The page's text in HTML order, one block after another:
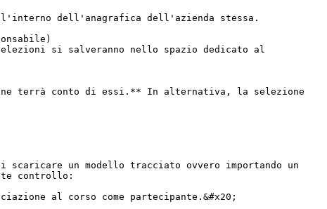
terrà conto di essi.** In alternativa, la selezione
controllo: